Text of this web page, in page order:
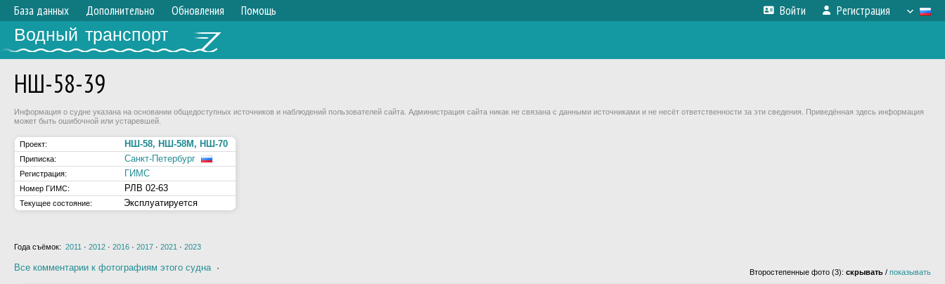
База данных Дополнительно Обновления Помощь Войти Регистрация
Водный транспорт
НШ-58-39
Информация о судне указана на основании общедоступных источников и наблюдений пользователей сайта. Администрация сайта никак не связана с данными источниками и не несёт ответственности за эти сведения. Приведённая здесь информация
может быть ошибочной или устаревшей.
Проект: НШ-58, НШ-58М, НШ-70
Приписка: Санкт-Петербург
Регистрация: ГИМС
Номер ГИМС: РЛВ 02-63
Текущее состояние: Эксплуатируется
Года съёмок: 2011 · 2012 · 2016 · 2017 · 2021 · 2023
Все комментарии к фотографиям этого судна· Второстепенные фото (3): скрывать / показывать